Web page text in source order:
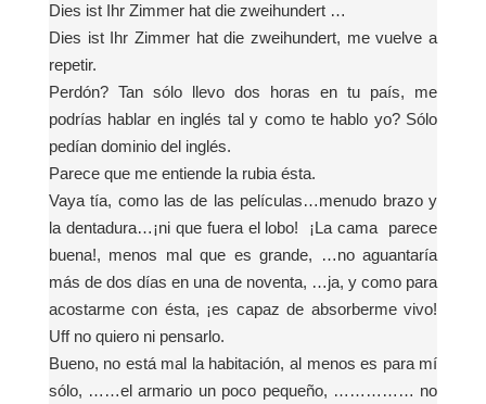
Dies ist Ihr Zimmer hat die zweihundert …
Dies ist Ihr Zimmer hat die zweihundert, me vuelve a
repetir.
Perdón? Tan sólo llevo dos horas en tu país, me
podrías hablar en inglés tal y como te hablo yo? Sólo
pedían dominio del inglés.
Parece que me entiende la rubia ésta.
Vaya tía, como las de las películas…menudo brazo y
la dentadura…¡ni que fuera el lobo! ¡La cama
parece
buena!, menos mal que es grande, …no aguantaría
más de dos días en una de noventa, …ja, y como para
acostarme con ésta, ¡es capaz de absorberme vivo!
Uff no quiero ni pensarlo.
Bueno, no está mal la habitación, al menos es para mí
sólo, ……el armario un poco pequeño, …………… no